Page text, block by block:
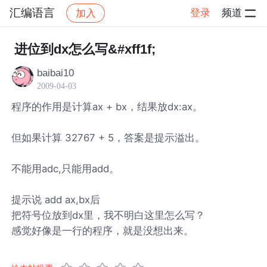
汇编语言 加入 登录 频道
社区 汇编语言 帖子详情
进位到dx怎么写&#xff1f;
baibai10
2009-04-03
程序的作用是计算ax + bx，结果放dx:ax。
但如果计算 32767 + 5，答案是提示溢出。
不能用adc,只能用add。
提示说 add ax,bx后
把符号位放到dx里，我不明白这里怎么写？
感觉好像是一行的程序，就是没想出来。